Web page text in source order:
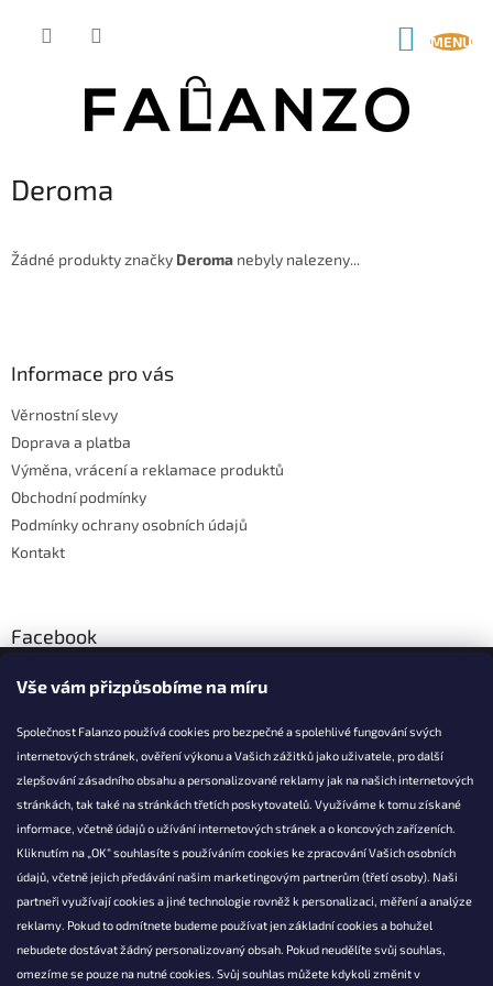
Vše vám přizpůsobíme na míru
Společnost Falanzo používá cookies pro bezpečné a spolehlivé fungování svých
internetových stránek, ověření výkonu a Vašich zážitků jako uživatele, pro další
zlepšování zásadního obsahu a personalizované reklamy jak na našich internetových
stránkách, tak také na stránkách třetích poskytovatelů. Využíváme k tomu získané
informace, včetně údajů o užívání internetových stránek a o koncových zařízeních.
Kliknutím na „OK“ souhlasíte s používáním cookies ke zpracování Vašich osobních
údajů, včetně jejich předávání našim marketingovým partnerům (třetí osoby). Naši
partneři využívají cookies a jiné technologie rovněž k personalizaci, měření a analýze
reklamy. Pokud to odmítnete budeme používat jen základní cookies a bohužel
nebudete dostávat žádný personalizovaný obsah. Pokud neudělíte svůj souhlas,
omezíme se pouze na nutné cookies. Svůj souhlas můžete kdykoli změnit v
Deroma
Žádné produkty značky Deroma nebyly nalezeny...
Informace pro vás
Věrnostní slevy
Doprava a platba
Výměna, vrácení a reklamace produktů
Obchodní podmínky
Podmínky ochrany osobních údajů
Kontakt
Facebook
KONTAKT
info@falanzo.cz
Falanzo.cz
FalanzoCZ